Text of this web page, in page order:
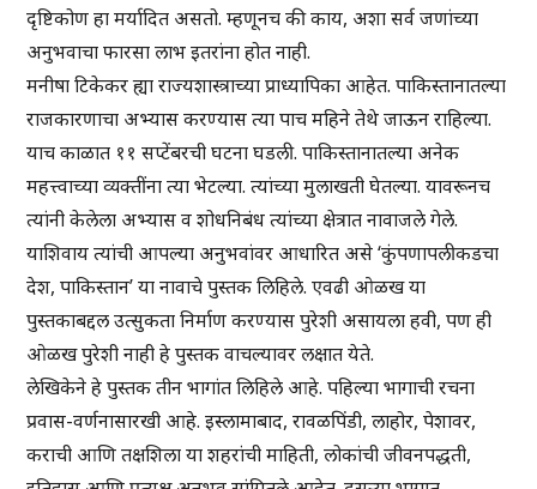
दृष्टिकोण हा मर्यादित असतो. म्हणूनच की काय, अशा सर्व जणांच्या
अनुभवाचा फारसा लाभ इतरांना होत नाही.
मनीषा टिकेकर ह्या राज्यशास्त्राच्या प्राध्यापिका आहेत. पाकिस्तानातल्या
राजकारणाचा अभ्यास करण्यास त्या पाच महिने तेथे जाऊन राहिल्या.
याच काळात ११ सप्टेंबरची घटना घडली. पाकिस्तानातल्या अनेक
महत्त्वाच्या व्यक्तींना त्या भेटल्या. त्यांच्या मुलाखती घेतल्या. यावरूनच
त्यांनी केलेला अभ्यास व शोधनिबंध त्यांच्या क्षेत्रात नावाजले गेले.
याशिवाय त्यांची आपल्या अनुभवांवर आधारित असे ‘कुंपणापलीकडचा
देश, पाकिस्तान’ या नावाचे पुस्तक लिहिले. एवढी ओळख या
पुस्तकाबद्दल उत्सुकता निर्माण करण्यास पुरेशी असायला हवी, पण ही
ओळख पुरेशी नाही हे पुस्तक वाचल्यावर लक्षात येते.
लेखिकेने हे पुस्तक तीन भागांत लिहिले आहे. पहिल्या भागाची रचना
प्रवास-वर्णनासारखी आहे. इस्लामाबाद, रावळपिंडी, लाहोर, पेशावर,
कराची आणि तक्षशिला या शहरांची माहिती, लोकांची जीवनपद्धती,